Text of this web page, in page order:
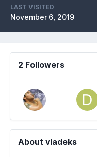
LAST VISITED
November 6, 2019
2 Followers
About vladeks